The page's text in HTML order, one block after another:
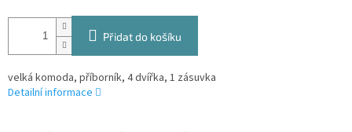
Přidat do košíku
velká komoda, příborník, 4 dvířka, 1 zásuvka
Detailní informace